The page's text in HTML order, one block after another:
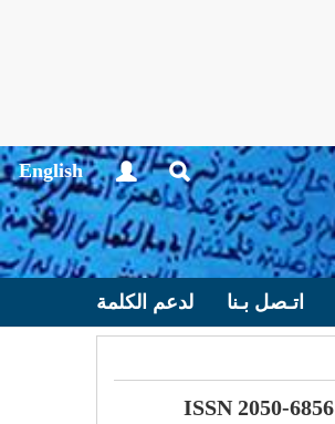
English
اتـصل بـنا لدعم الكلمة
ISSN 2050-6856